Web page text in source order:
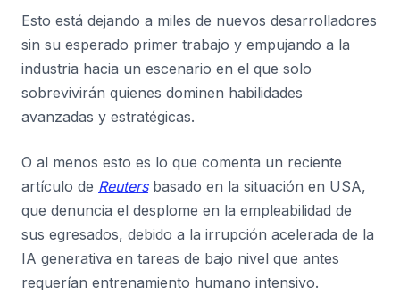
Esto está dejando a miles de nuevos desarrolladores
sin su esperado primer trabajo y empujando a la
industria hacia un escenario en el que solo
sobrevivirán quienes dominen habilidades
avanzadas y estratégicas.
O al menos esto es lo que comenta un reciente
artículo de Reutersbasado en la situación en USA,
que denuncia el desplome en la empleabilidad de
sus egresados, debido a la irrupción acelerada de la
IA generativa en tareas de bajo nivel que antes
requerían entrenamiento humano intensivo.